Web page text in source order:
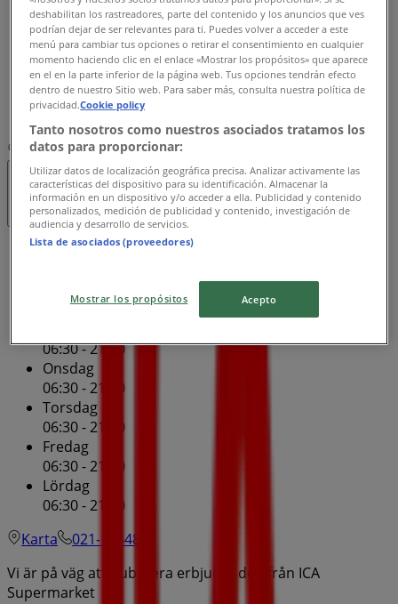
Torsdag
06:30 - 21:00
Fredag
06:30 - 21:00
Lördag
06:30 - 21:00
Karta
021-104480
ÖppnaTills 21:00
Söndag
06:30 - 21:00
06:30 - 21:00
Onsdag
06:30 - 21:00
Torsdag
06:30 - 21:00
Fredag
06:30 - 21:00
Lördag
06:30 - 21:00
Karta
021-104480
Vi är på väg att publicera erbjudanden från ICA
Supermarket
deshabilitan los rastreadores, parte del contenido y los anuncios que ves
podrían dejar de ser relevantes para ti. Puedes volver a acceder a este
menú para cambiar tus opciones o retirar el consentimiento en cualquier
momento haciendo clic en el enlace «Mostrar los propósitos» que aparece
en el en la parte inferior de la página web. Tus opciones tendrán efecto
dentro de nuestro Sitio web. Para saber más, consulta nuestra política de
privacidad.Cookie policy
Tanto nosotros como nuestros asociados tratamos los
datos para proporcionar:
Utilizar datos de localización geográfica precisa. Analizar activamente las
características del dispositivo para su identificación. Almacenar la
información en un dispositivo y/o acceder a ella. Publicidad y contenido
personalizados, medición de publicidad y contenido, investigación de
audiencia y desarrollo de servicios.
Lista de asociados (proveedores)
Mostrar los propósitos Acepto